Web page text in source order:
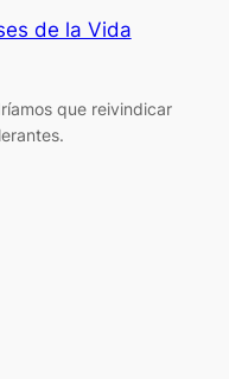
de la Vida
que reivindicar